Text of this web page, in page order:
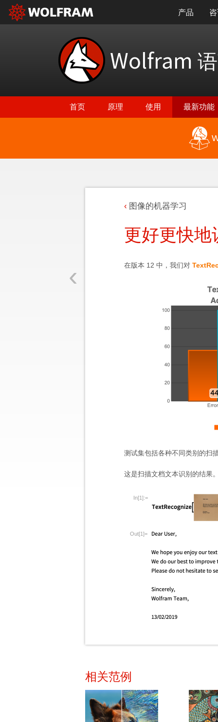
产品
Wolfram
首页 原理 使用 最新功能
‹
图像的机器学习
更好更快地
在版本 12 中，我们对
测试集包括各种不同类别的扫
这是扫描文档文本识别的结果
In[1]:=
Out[1]=
相关范例